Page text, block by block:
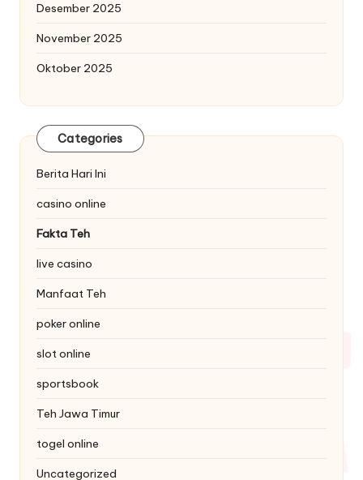
Desember 2025
November 2025
Oktober 2025
Categories
Berita Hari Ini
casino online
Fakta Teh
live casino
Manfaat Teh
poker online
slot online
sportsbook
Teh Jawa Timur
togel online
Uncategorized